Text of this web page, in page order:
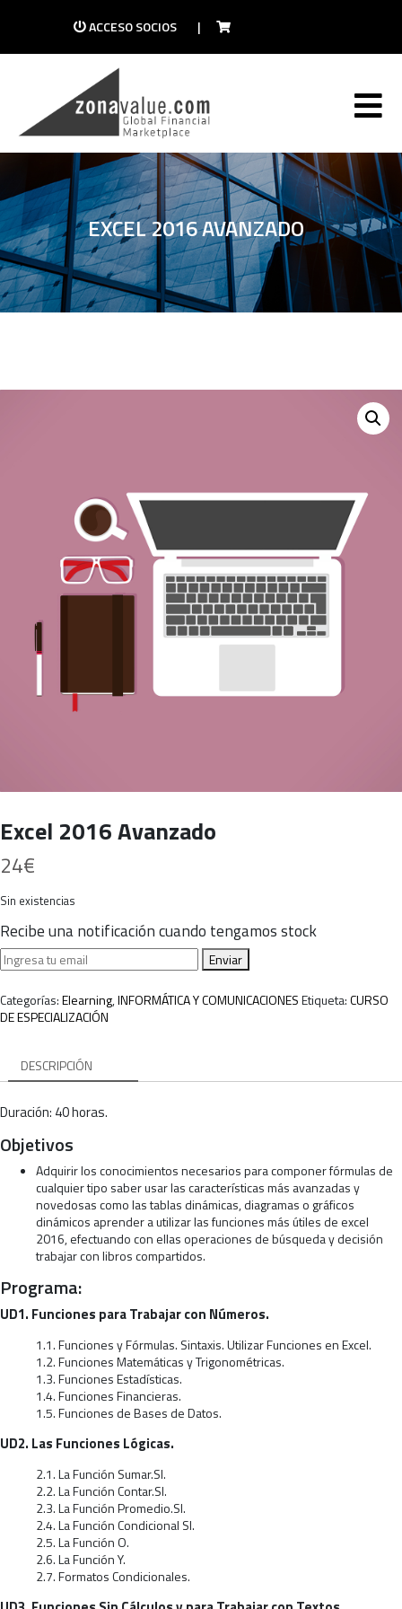
ACCESO SOCIOS |
EXCEL 2016 AVANZADO
Excel 2016 Avanzado
24€
Sin existencias
Recibe una notificación cuando tengamos stock
Enviar
Categorías:Elearning,INFORMÁTICA Y COMUNICACIONESEtiqueta:CURSO
DE ESPECIALIZACIÓN
DESCRIPCIÓN
Duración: 40 horas.
Objetivos
Adquirir los conocimientos necesarios para componer fórmulas de
cualquier tipo saber usar las características más avanzadas y
novedosas como las tablas dinámicas, diagramas o gráficos
dinámicos aprender a utilizar las funciones más útiles de excel
2016, efectuando con ellas operaciones de búsqueda y decisión
trabajar con libros compartidos.
Programa:
UD1. Funciones para Trabajar con Números.
1.1. Funciones y Fórmulas. Sintaxis. Utilizar Funciones en Excel.
1.2. Funciones Matemáticas y Trigonométricas.
1.3. Funciones Estadísticas.
1.4. Funciones Financieras.
1.5. Funciones de Bases de Datos.
UD2. Las Funciones Lógicas.
2.1. La Función Sumar.SI.
2.2. La Función Contar.SI.
2.3. La Función Promedio.SI.
2.4. La Función Condicional SI.
2.5. La Función O.
2.6. La Función Y.
2.7. Formatos Condicionales.